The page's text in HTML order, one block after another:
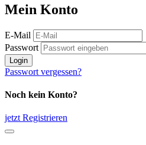
Mein Konto
E-Mail
Passwort
Login
Passwort vergessen?
Noch kein Konto?
jetzt Registrieren